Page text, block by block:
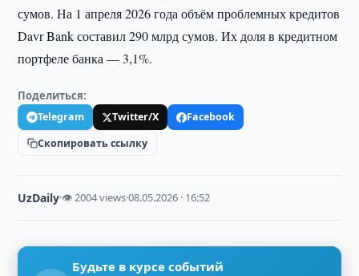
сумов. На 1 апреля 2026 года объём проблемных кредитов
Davr Bank составил 290 млрд сумов. Их доля в кредитном
портфеле банка — 3,1%.
Поделиться:
Telegram Twitter/X
Facebook
Скопировать ссылку
UzDaily·👁 2004 views·08.05.2026 · 16:52
Будьте в курсе событий